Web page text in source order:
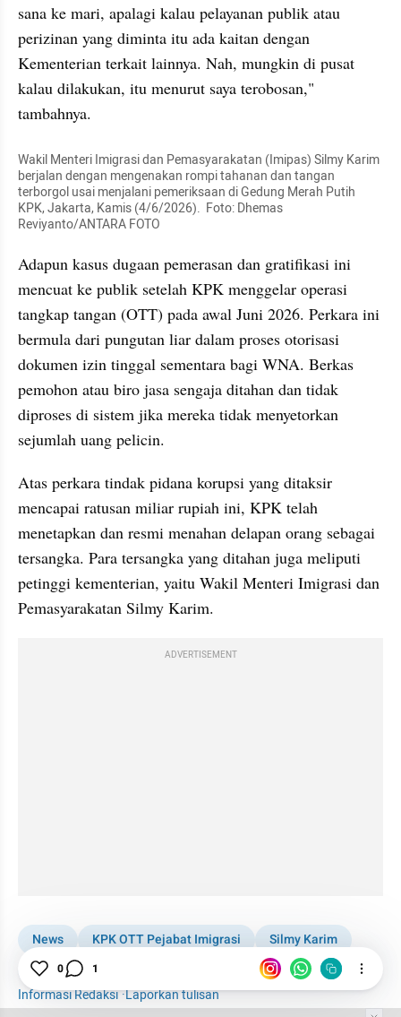
sana ke mari, apalagi kalau pelayanan publik atau
perizinan yang diminta itu ada kaitan dengan
Kementerian terkait lainnya. Nah, mungkin di pusat
kalau dilakukan, itu menurut saya terobosan,"
tambahnya.
Wakil Menteri Imigrasi dan Pemasyarakatan (Imipas) Silmy Karim
berjalan dengan mengenakan rompi tahanan dan tangan
terborgol usai menjalani pemeriksaan di Gedung Merah Putih
KPK, Jakarta, Kamis (4/6/2026).  Foto: Dhemas
Reviyanto/ANTARA FOTO
Adapun kasus dugaan pemerasan dan gratifikasi ini
mencuat ke publik setelah KPK menggelar operasi
tangkap tangan (OTT) pada awal Juni 2026. Perkara ini
bermula dari pungutan liar dalam proses otorisasi
dokumen izin tinggal sementara bagi WNA. Berkas
pemohon atau biro jasa sengaja ditahan dan tidak
diproses di sistem jika mereka tidak menyetorkan
sejumlah uang pelicin.
Atas perkara tindak pidana korupsi yang ditaksir
mencapai ratusan miliar rupiah ini, KPK telah
menetapkan dan resmi menahan delapan orang sebagai
tersangka. Para tersangka yang ditahan juga meliputi
petinggi kementerian, yaitu Wakil Menteri Imigrasi dan
Pemasyarakatan Silmy Karim.
ADVERTISEMENT
News KPK OTT Pejabat Imigrasi
Silmy Karim
Pemerasan
Informasi Redaksi·Laporkan tulisan
0 1